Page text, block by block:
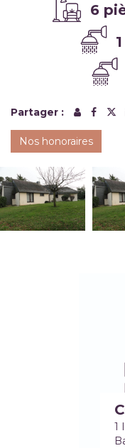
6
Partager :
Nos honoraires
1